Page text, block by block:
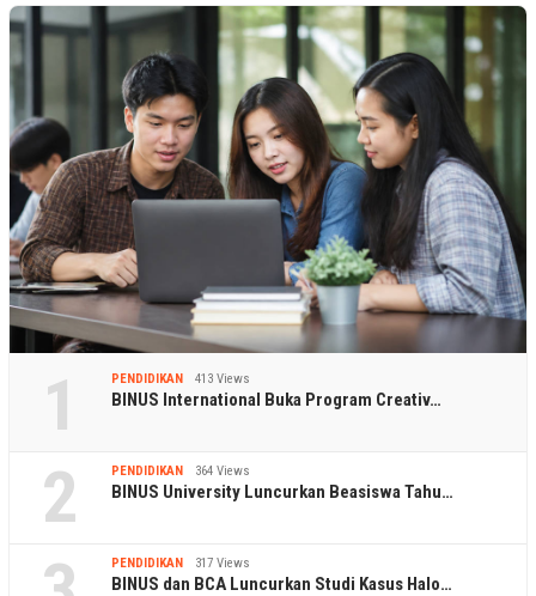
1 PENDIDIKAN 413 Views
BINUS International Buka Program Creativ…
2 PENDIDIKAN 364 Views
BINUS University Luncurkan Beasiswa Tahu…
PENDIDIKAN 317 Views
BINUS dan BCA Luncurkan Studi Kasus Halo…